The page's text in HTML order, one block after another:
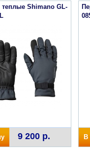
теплые Shimano GL-
9 200 р. В